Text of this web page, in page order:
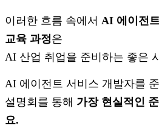
이러한 흐름 속에서 AI 에이전
교육 과정은
AI 산업 취업을 준비하는 좋은
AI 에이전트 서비스 개발자를
설명회를 통해 가장 현실적인
요.